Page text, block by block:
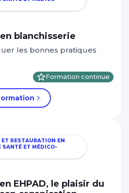
blanchisserie
les bonnes pratiques
Formation continue
RESTAURATION EN
SANTÉ ET MÉDICO-
EHPAD, le plaisir du